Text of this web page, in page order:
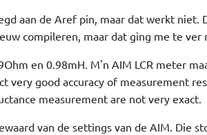
aan de Aref pin, maar dat werkt niet.
compileren, maar dat ging me te ver
en 0.98mH. M'n AIM LCR meter
very good accuracy of measurement
measurement are not very exact.
van de settings van de AIM. Die